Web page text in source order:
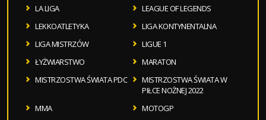
LA LIGA
LEAGUE OF LEGENDS
LEKKOATLETYKA
LIGA KONTYNENTALNA
LIGA MISTRZÓW
LIGUE 1
ŁYŻWIARSTWO
MARATON
MISTRZOSTWA ŚWIATA PDC
MISTRZOSTWA ŚWIATA W
PIŁCE NOŻNEJ 2022
MMA
MOTOGP